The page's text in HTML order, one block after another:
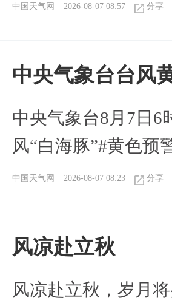
中国天气网 2026-08-07 08:57 分享
中央气象台台风
中央气象台8月7日6
风“白海豚”#黄色预
中国天气网 2026-08-07 08:23 分享
风凉赴立秋
风凉赴立秋，岁月